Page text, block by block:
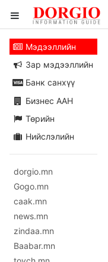
Мэдээллийн
Зар мэдээллийн
Банк санхүү
Бизнес ААН
Төрийн
Нийслэлийн
dorgio.mn
Gogo.mn
caak.mn
news.mn
zindaa.mn
Baabar.mn